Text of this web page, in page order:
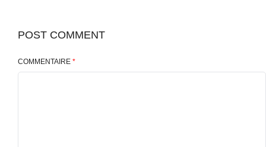
POST COMMENT
COMMENTAIRE *